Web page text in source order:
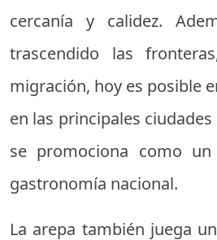
cercanía y calidez.
trascendido las
migración, hoy es posible
en las principales
se promociona como
gastronomía nacional.
La arepa también juega